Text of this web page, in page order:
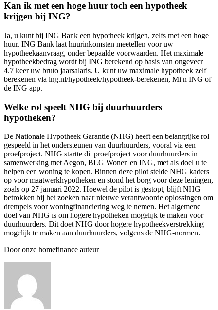
Kan ik met een hoge huur toch een hypotheek
krijgen bij ING?
Ja, u kunt bij ING Bank een hypotheek krijgen, zelfs met een hoge
huur. ING Bank laat huurinkomsten meetellen voor uw
hypotheekaanvraag, onder bepaalde voorwaarden. Het maximale
hypotheekbedrag wordt bij ING berekend op basis van ongeveer
4.7 keer uw bruto jaarsalaris. U kunt uw maximale hypotheek zelf
berekenen via ing.nl/hypotheek/hypotheek-berekenen, Mijn ING of
de ING app.
Welke rol speelt NHG bij duurhuurders
hypotheken?
De Nationale Hypotheek Garantie (NHG) heeft een belangrijke rol
gespeeld in het ondersteunen van duurhuurders, vooral via een
proefproject. NHG startte dit proefproject voor duurhuurders in
samenwerking met Aegon, BLG Wonen en ING, met als doel u te
helpen een woning te kopen. Binnen deze pilot stelde NHG kaders
op voor maatwerkhypotheken en stond het borg voor deze leningen,
zoals op 27 januari 2022. Hoewel de pilot is gestopt, blijft NHG
betrokken bij het zoeken naar nieuwe verantwoorde oplossingen om
drempels voor woningfinanciering weg te nemen. Het algemene
doel van NHG is om hogere hypotheken mogelijk te maken voor
duurhuurders. Dit doet NHG door hogere hypotheekverstrekking
mogelijk te maken aan duurhuurders, volgens de NHG-normen.
Door onze homefinance auteur